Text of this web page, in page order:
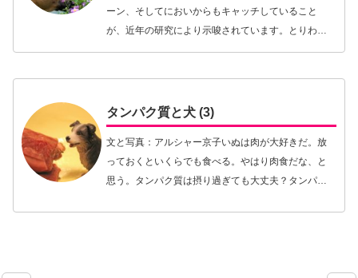
ーン、そしてにおいからもキャッチしていること
が、近年の研究により示唆されています。とりわけ
タンパク質と犬 (3)
文と写真：アルシャー京子いぬは肉が大好きだ。放
っておくといくらでも食べる。やはり肉食だな、と
思う。タンパク質は摂り過ぎても大丈夫？タンパク